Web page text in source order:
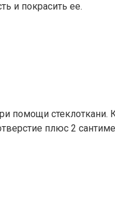
и покрасить ее.
помощи
плюс 2